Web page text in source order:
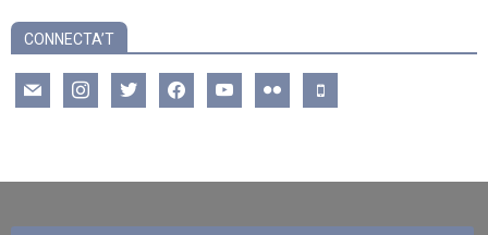
CONNECTA’T
mail instagramtwitter facebookyoutube flickr mobile